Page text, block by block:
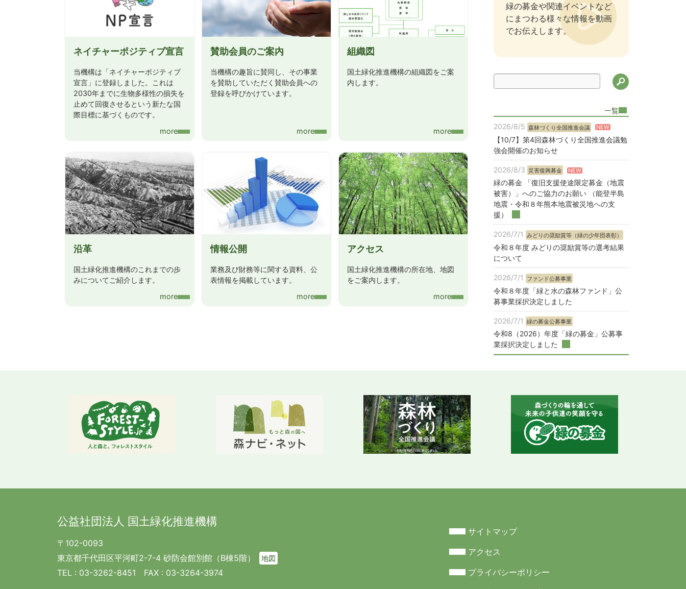
ネイチャーポジティブ宣言
当機構は「ネイチャーポジティブ
宣言」に登録しました。これは
2030年までに生物多様性の損失を
止めて回復させるという新たな国
際目標に基づくものです。
more
賛助会員のご案内
当機構の趣旨に賛同し、その事業
を賛助していただく賛助会員への
登録を呼びかけています。
more
組織図
国土緑化推進機構の組織図をご案
内します。
more
沿革
国土緑化推進機構のこれまでの歩
みについてご紹介します。
more
情報公開
業務及び財務等に関する資料、公
表情報を掲載しています。
more
アクセス
国土緑化推進機構の所在地、地図
をご案内します。
more
緑の募金や関連イベントなど
にまつわる様々な情報を動画
でお伝えします。
検索
一覧
2026/8/5 森林づくり全国推進会議 NEW
【10/7】第4回森林づくり全国推進会議勉
強会開催のお知らせ
2026/8/3 災害復興募金 NEW
緑の募金 「復旧支援使途限定募金（地震
被害）」へのご協力のお願い （能登半島
地震・令和８年熊本地震被災地への支
援）
2026/7/1 みどりの奨励賞等（緑の少年団表彰）
令和８年度 みどりの奨励賞等の選考結果
について
2026/7/1 ファンド公募事業
令和８年度「緑と水の森林ファンド」公
募事業採択決定しました
2026/7/1 緑の募金公募事業
令和8（2026）年度「緑の募金」公募事
業採択決定しました
公益社団法人 国土緑化推進機構
〒102-0093
東京都千代田区平河町2-7-4 砂防会館別館（B棟5階）
地図
TEL : 03-3262-8451 FAX : 03-3264-3974
サイトマップ
アクセス
プライバシーポリシー